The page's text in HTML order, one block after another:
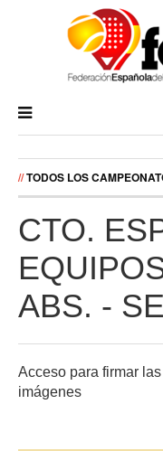
//TODOS LOS
CTO.
ABS. -
Acceso para firmar
imágenes